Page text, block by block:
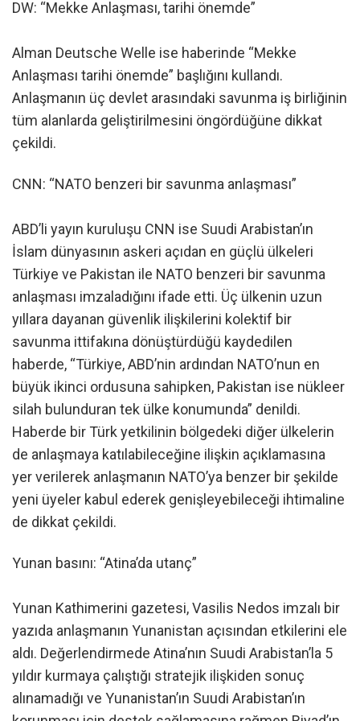
DW: “Mekke Anlaşması, tarihi önemde”
Alman Deutsche Welle ise haberinde “Mekke
Anlaşması tarihi önemde” başlığını kullandı.
Anlaşmanın üç devlet arasındaki savunma iş birliğinin
tüm alanlarda geliştirilmesini öngördüğüne dikkat
çekildi.
CNN: “NATO benzeri bir savunma anlaşması”
ABD’li yayın kuruluşu CNN ise Suudi Arabistan’ın
İslam dünyasının askeri açıdan en güçlü ülkeleri
Türkiye ve Pakistan ile NATO benzeri bir savunma
anlaşması imzaladığını ifade etti. Üç ülkenin uzun
yıllara dayanan güvenlik ilişkilerini kolektif bir
savunma ittifakına dönüştürdüğü kaydedilen
haberde, “Türkiye, ABD’nin ardından NATO’nun en
büyük ikinci ordusuna sahipken, Pakistan ise nükleer
silah bulunduran tek ülke konumunda” denildi.
Haberde bir Türk yetkilinin bölgedeki diğer ülkelerin
de anlaşmaya katılabileceğine ilişkin açıklamasına
yer verilerek anlaşmanın NATO’ya benzer bir şekilde
yeni üyeler kabul ederek genişleyebileceği ihtimaline
de dikkat çekildi.
Yunan basını: “Atina’da utanç”
Yunan Kathimerini gazetesi, Vasilis Nedos imzalı bir
yazıda anlaşmanın Yunanistan açısından etkilerini ele
aldı. Değerlendirmede Atina’nın Suudi Arabistan’la 5
yıldır kurmaya çalıştığı stratejik ilişkiden sonuç
alınamadığı ve Yunanistan’ın Suudi Arabistan’ın